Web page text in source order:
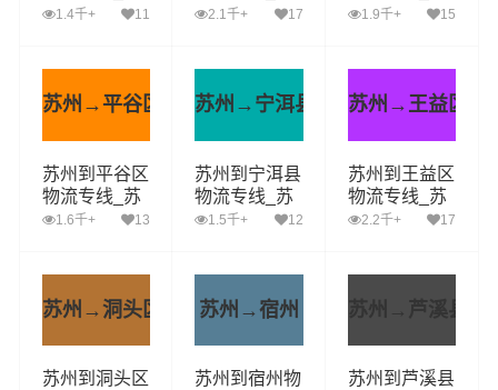
州到晋安区货
1.4千+ 11
州到炎陵县货
2.1千+ 17
州到荥经县货
1.9千+ 15
苏州→平谷区
苏州到平谷区
物流专线_苏
州到平谷区货
1.6千+ 13
苏州→宁洱县
苏州到宁洱县
物流专线_苏
州到宁洱县货
1.5千+ 12
苏州→王益区
苏州到王益区
物流专线_苏
州到王益区货
2.2千+ 17
苏州→洞头区
苏州到洞头区
苏州→宿州
苏州到宿州物
苏州→芦溪县
苏州到芦溪县